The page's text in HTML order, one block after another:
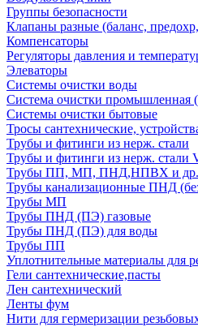
Группы безопасности
Клапаны разные (баланс,
Компенсаторы
Регуляторы давления и
Элеваторы
Системы очистки воды
Система очистки промышленная
Системы очистки бытовые
Тросы сантехнические,
Трубы и фитинги из нерж. стали
Трубы и фитинги из нерж. стали
Трубы ПП, МП, ПНД,НПВХ и др.
Трубы канализационные ПНД
Трубы МП
Трубы ПНД (ПЭ) газовые
Трубы ПНД (ПЭ) для воды
Трубы ПП
Уплотнительные материалы для
Гели сантехнические,пасты
Лен сантехнический
Ленты фум
Нити для гермеризации